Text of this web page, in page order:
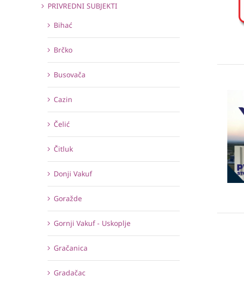
PRIVREDNI SUBJEKTI
Bihać
Brčko
Busovača
Cazin
Čelić
Čitluk
Donji Vakuf
Goražde
Gornji Vakuf - Uskoplje
Gračanica
Gradačac